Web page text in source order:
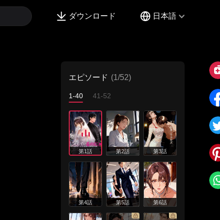
ダウンロード 日本語
エピソード (1/52)
1-40 41-52
第1話 第2話 第3話
第4話 第5話 第6話